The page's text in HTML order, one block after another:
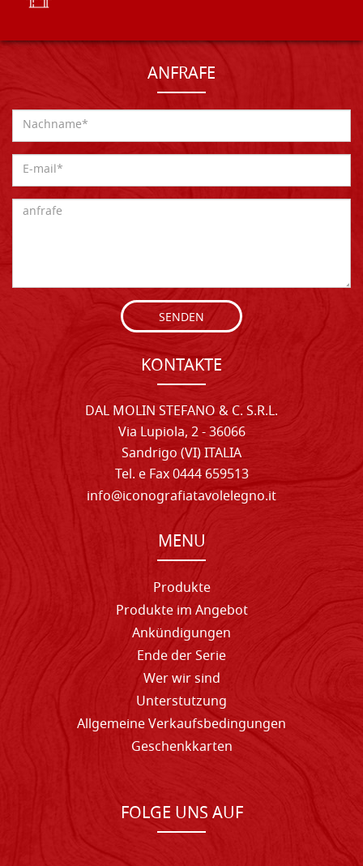
ANFRAFE
SENDEN
KONTAKTE
DAL MOLIN STEFANO & C. S.R.L.
Via Lupiola, 2 - 36066
Sandrigo (VI) ITALIA
Tel. e Fax 0444 659513
info@iconografiatavolelegno.it
MENU
Produkte
Produkte im Angebot
Ankündigungen
Ende der Serie
Wer wir sind
Unterstutzung
Allgemeine Verkaufsbedingungen
Geschenkkarten
FOLGE UNS AUF